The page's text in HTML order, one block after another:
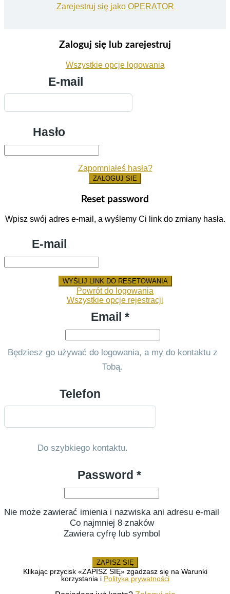
Zarejestruj się jako OPERATOR
Zaloguj się lub zarejestruj
Wszystkie opcje logowania
E-mail
Hasło
Zapomniałeś hasła?
ZALOGUJ SIE
Reset password
Wpisz swój adres e-mail, a wyślemy Ci link do zmiany hasła.
E-mail
WYŚLIJ LINK DO RESETOWANIA
Powrót do logowania
Wszystkie opcje rejestracji
Email *
Będziesz go używać do logowania, a my do kontaktu z
Tobą.
Telefon
Do szybkiego kontaktu.
Password *
Nie może zawierać imienia i nazwiska ani adresu e-mail
Co najmniej 8 znaków
Zawiera cyfrę lub symbol
ZAPISZ SIĘ
Klikając przycisk «ZAPISZ SIĘ» zgadzasz się na Warunki
korzystania i Polityka prywatności